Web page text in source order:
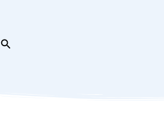
Rechercher